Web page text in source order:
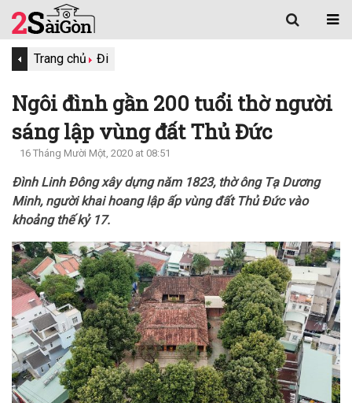
Trang chủ Đi
Ngôi đình gần 200 tuổi thờ người
sáng lập vùng đất Thủ Đức
16 Tháng Mười Một, 2020 at 08:51
Đình Linh Đông xây dựng năm 1823, thờ ông Tạ Dương
Minh, người khai hoang lập ấp vùng đất Thủ Đức vào
khoảng thế kỷ 17.